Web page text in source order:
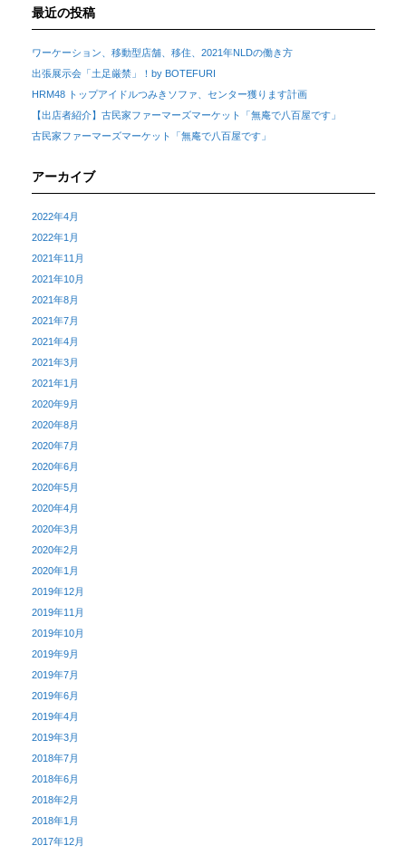
最近の投稿
ワーケーション、移動型店舗、移住、2021年NLDの働き方
出張展示会「土足厳禁」！by BOTEFURI
HRM48 トップアイドルつみきソファ、センター獲ります計画
【出店者紹介】古民家ファーマーズマーケット「無庵で八百屋です」
古民家ファーマーズマーケット「無庵で八百屋です」
アーカイブ
2022年4月
2022年1月
2021年11月
2021年10月
2021年8月
2021年7月
2021年4月
2021年3月
2021年1月
2020年9月
2020年8月
2020年7月
2020年6月
2020年5月
2020年4月
2020年3月
2020年2月
2020年1月
2019年12月
2019年11月
2019年10月
2019年9月
2019年7月
2019年6月
2019年4月
2019年3月
2018年7月
2018年6月
2018年2月
2018年1月
2017年12月